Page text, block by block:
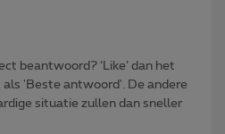
beantwoord? ‘Like’ dan het
'Beste antwoord'. De andere
situatie zullen dan sneller